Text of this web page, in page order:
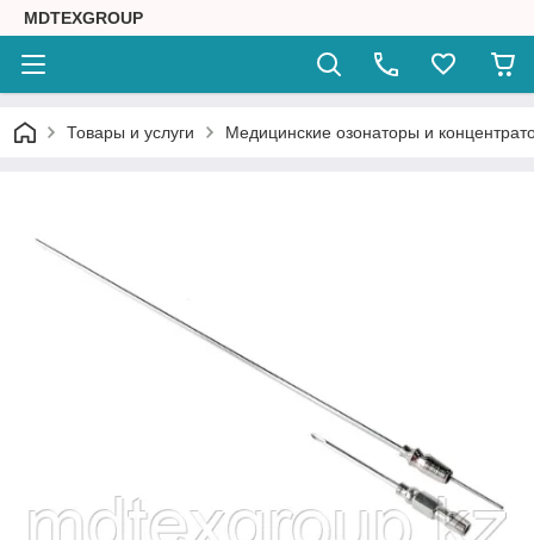
MDTEXGROUP
Товары и услуги Медицинские озонаторы и